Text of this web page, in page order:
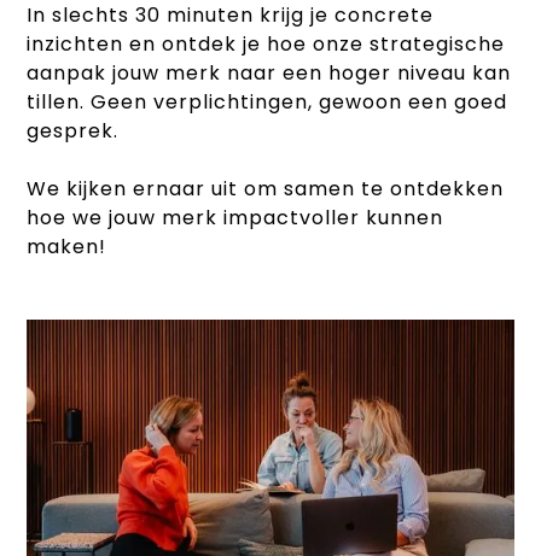
In slechts 30 minuten krijg je concrete
inzichten en ontdek je hoe onze strategische
aanpak jouw merk naar een hoger niveau kan
tillen. Geen verplichtingen, gewoon een goed
gesprek.
We kijken ernaar uit om samen te ontdekken
hoe we jouw merk impactvoller kunnen
maken!